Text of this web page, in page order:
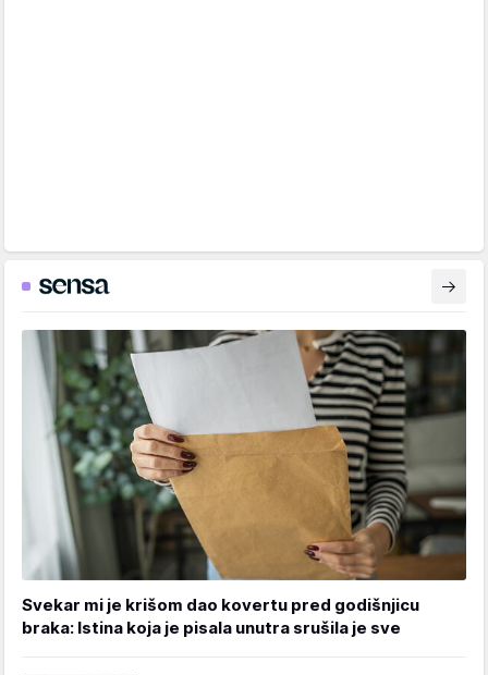
Svekar mi je krišom dao kovertu pred godišnjicu
braka: Istina koja je pisala unutra srušila je sve